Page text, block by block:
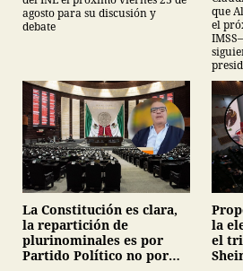
agosto para su discusión y
debate
que
el
La Constitución es clara,
la repartición de
plurinominales es por
Partido Político no por
la
el